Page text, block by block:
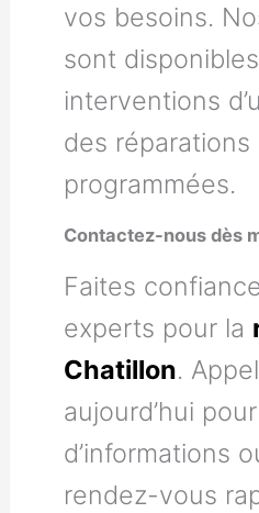
vos besoins.
sont
interventions
des réparations
programmées.
Contactez-nous dès
Faites
experts pour la
Chatillon.
aujourd’hui
d’informations
rendez-vous